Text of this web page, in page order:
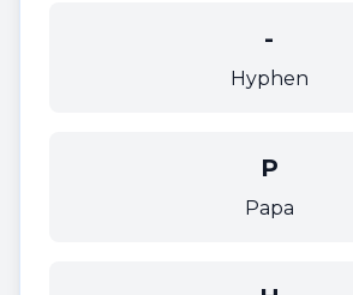
-
Hyphen
P
Papa